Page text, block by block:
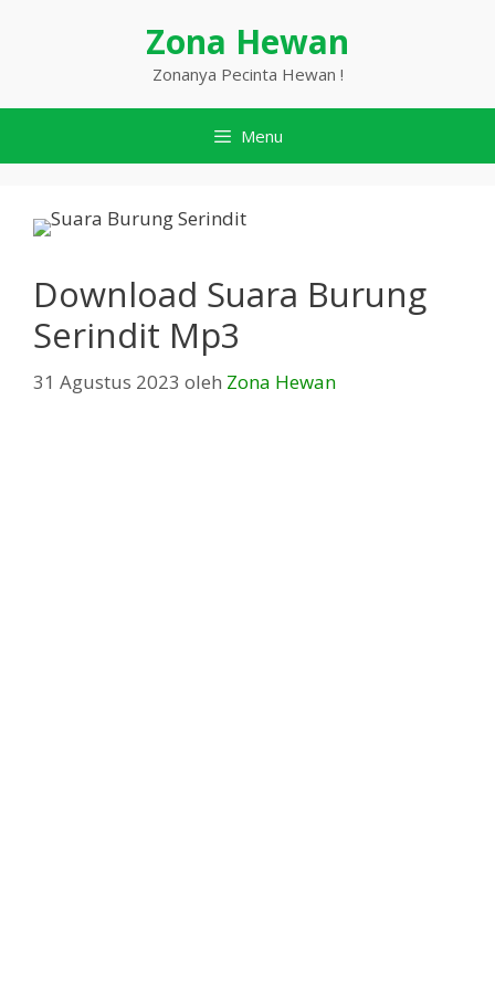
Zona Hewan
Zonanya Pecinta Hewan !
Menu
Download Suara Burung
Serindit Mp3
31 Agustus 2023 oleh Zona Hewan